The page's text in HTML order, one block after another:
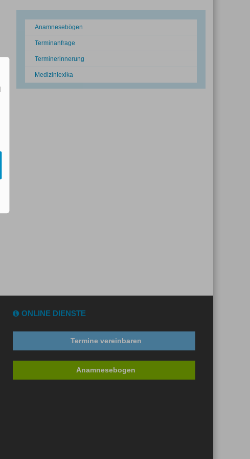
Anamnesebögen
Terminanfrage
Terminerinnerung
Medizinlexika
ONLINE DIENSTE
Termine vereinbaren
Anamnesebogen